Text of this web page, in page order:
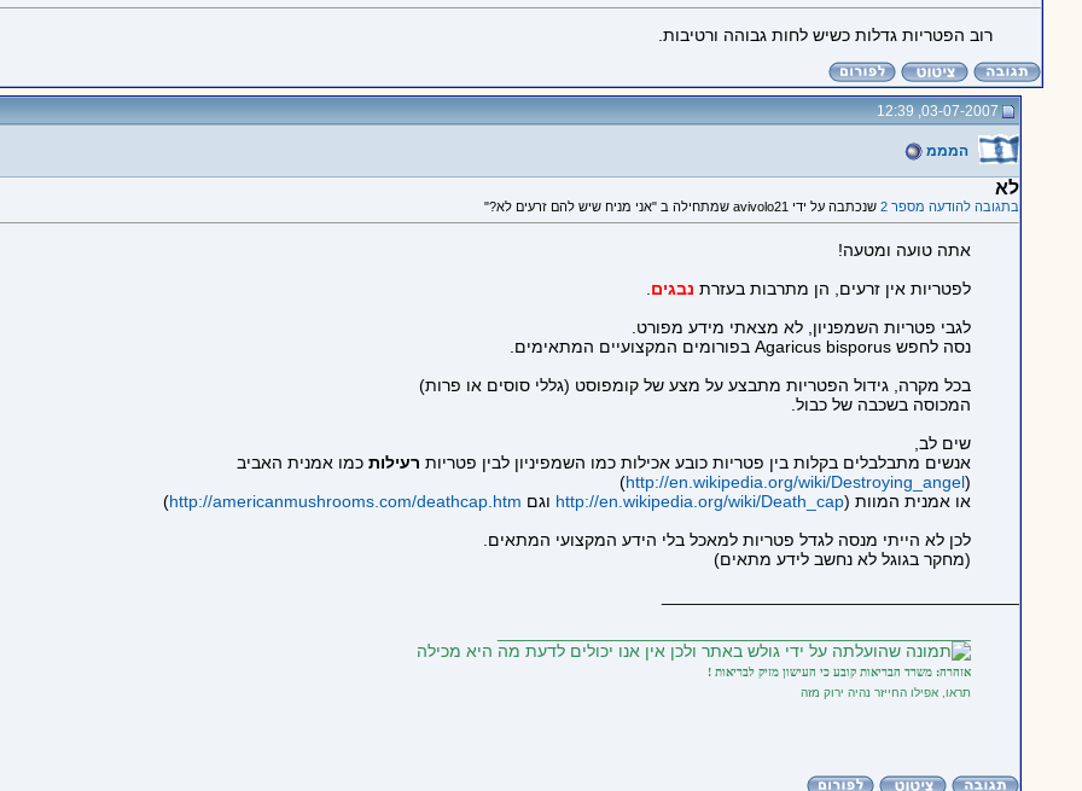
רוב הפטריות גדלות כשיש לחות גבוהה ורטיבות.
03-07-2007, 12:39
המממ
לא
בתגובה להודעה מספר 2 שנכתבה על ידי avivolo21 שמתחילה ב "אני מניח שיש להם זרעים לא?"
אתה טועה ומטעה!
לפטריות אין זרעים, הן מתרבות בעזרת נבגים
לגבי פטריות השמפניון, לא מצאתי מידע מפורט.
נסה לחפש Agaricus bisporus בפורומים המקצועיים המתאימים.
בכל מקרה, גידול הפטריות מתבצע על מצע של קומפוסט (גללי סוסים או פרות)
המכוסה בשכבה של כבול.
שים לב,
אנשים מתבלבלים בקלות בין פטריות כובע אכילות כמו השמפיניון לבין פטריות רעילות כמו אמנית האביב
(
http://en.wikipedia.org/wiki/Destroying_angel
)
או אמנית המוות (http://en.wikipedia.org/wiki/Death_cap וגם http://americanmushrooms.com/deathcap.htm
)
לכן לא הייתי מנסה לגדל פטריות למאכל בלי הידע המקצועי המתאים.
(מחקר בגוגל לא נחשב לידע מתאים)
אזהרה: משרד הבריאות קובע כי העישון מזיק לבריאות !
תראו, אפילו החייזר נהיה ירוק מזה